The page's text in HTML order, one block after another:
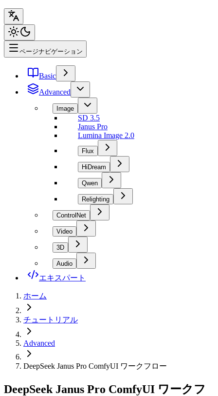
ページナビゲーション
Basic
Advanced
Image
SD 3.5
Janus Pro
Lumina Image 2.0
Flux
HiDream
Qwen
Relighting
ControlNet
Video
3D
Audio
エキスパート
ホーム
チュートリアル
Advanced
DeepSeek Janus Pro ComfyUI ワークフロー
DeepSeek Janus Pro ComfyUI ワークフ